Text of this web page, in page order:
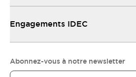
Engagements IDEC
Abonnez-vous à notre newsletter